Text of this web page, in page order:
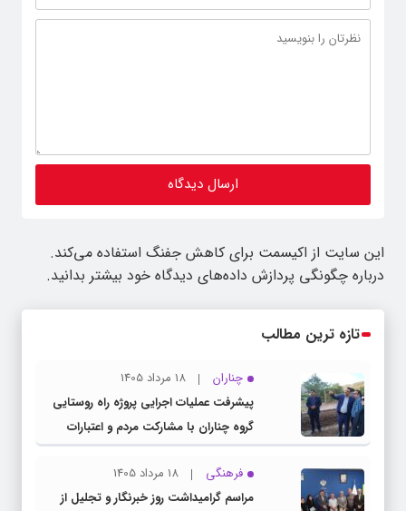
این سایت از اکیسمت برای کاهش جفنگ استفاده می‌کند.
درباره چگونگی پردازش داده‌های دیدگاه خود بیشتر بدانید.
تازه ترین مطالب
چناران
18 مرداد 1405
پیشرفت عملیات اجرایی پروژه راه روستایی
گروه چناران با مشارکت مردم و اعتبارات
دولتی
فرهنگی
18 مرداد 1405
مراسم گرامیداشت روز خبرنگار و تجلیل از